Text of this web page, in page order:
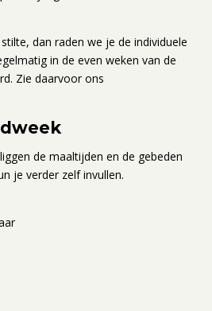
dan raden we je de individuele
in de even weken van de
Zie daarvoor ons
de maaltijden en de gebeden
je verder zelf invullen.